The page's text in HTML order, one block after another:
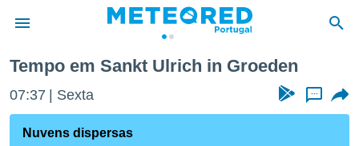
da
foi
Tempo em Sankt Ulrich in Groeden
07:37 Sexta ...
Nuvens dispersas